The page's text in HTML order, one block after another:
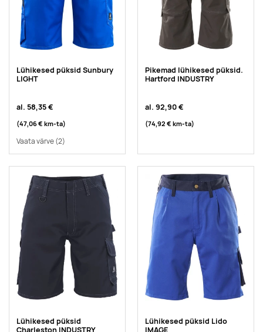
Lühikesed püksid Sunbury
LIGHT
al. 58,35 €
(47,06 € km-ta)
Vaata värve(2)
Pikemad lühikesed püksid.
Hartford INDUSTRY
al. 92,90 €
(74,92 € km-ta)
Lühikesed püksid
Charleston INDUSTRY
Lühikesed püksid Lido
IMAGE